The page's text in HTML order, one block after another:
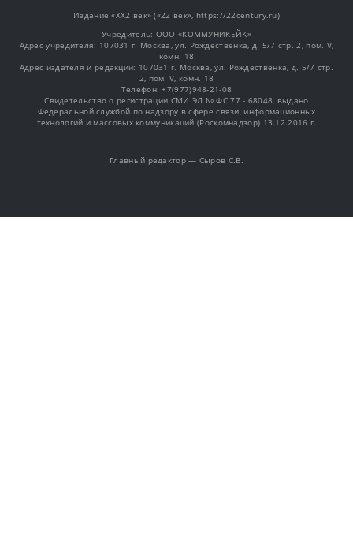
Издание «XX2 век» («22 век», https://22century.ru)
Учредитель: OOO «КОММУНИКЕЙК»
Адрес учредителя: 107031 г. Москва, ул. Рождественка, д. 5/7 стр. 2, пом. V,
комн. 18
Адрес издателя и редакции: 107031 г. Москва, ул. Рождественка, д. 5/7 стр.
2, пом. V, комн. 18
Телефон: +7(977)948-21-08
Свидетельство о регистрации СМИ ЭЛ № ФС 77 - 68048, выдано
Федеральной службой по надзору в сфере связи, информационных
технологий и массовых коммуникаций (Роскомнадзор) 13.12.2016 г.
Главный редактор — Сыров С.В.